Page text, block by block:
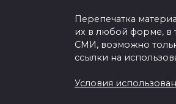
Перепечатка
их в любой форме, в
СМИ, возможно
ссылки на
Условия